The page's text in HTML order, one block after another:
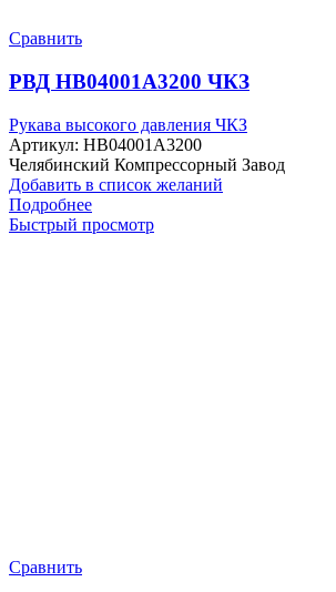
Сравнить
РВД HB04001A3200 ЧКЗ
Рукава высокого давления ЧКЗ
Артикул: HB04001A3200
Челябинский Компрессорный Завод
Добавить в список желаний
Подробнее
Быстрый просмотр
Сравнить